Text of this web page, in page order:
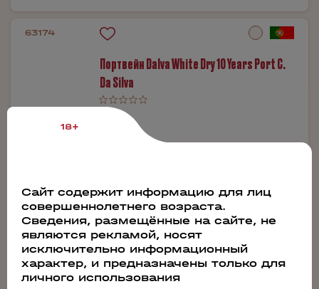
63174
Портвейн Dalva White Dry 10 Years Port C.
Da Silva
0.75л
Производитель:
C. Da Silva
сухое
Содержание алкоголя:
20%
18+
Сайт содержит информацию для лиц
совершеннолетнего возраста.
Сведения, размещённые на сайте, не
являются рекламой, носят
исключительно информационный
характер, и предназначены только для
личного использования